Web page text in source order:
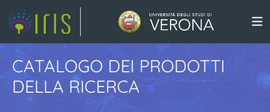
CATALOGO DEI PRODOTTI
DELLA RICERCA